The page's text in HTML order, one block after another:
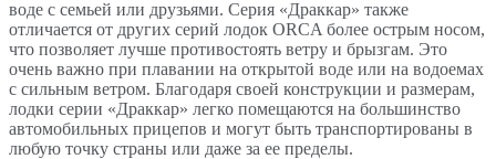
воде с семьей или друзьями. Серия «Драккар» также
отличается от других серий лодок ORCA более острым носом,
что позволяет лучше противостоять ветру и брызгам. Это
очень важно при плавании на открытой воде или на водоемах
с сильным ветром. Благодаря своей конструкции и размерам,
лодки серии «Драккар» легко помещаются на большинство
автомобильных прицепов и могут быть транспортированы в
любую точку страны или даже за ее пределы.